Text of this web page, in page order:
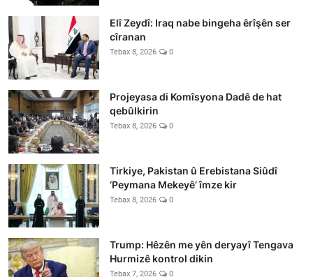
Elî Zeydî: Iraq nabe bingeha êrîşên ser
cîranan
Tebax 8, 2026 0
Projeyasa di Komîsyona Dadê de hat
qebûlkirin
Tebax 8, 2026 0
Tirkiye, Pakistan û Erebistana Siûdî
‘Peymana Mekeyê’ îmze kir
Tebax 8, 2026 0
Trump: Hêzên me yên deryayî Tengava
Hurmizê kontrol dikin
Tebax 7, 2026 0